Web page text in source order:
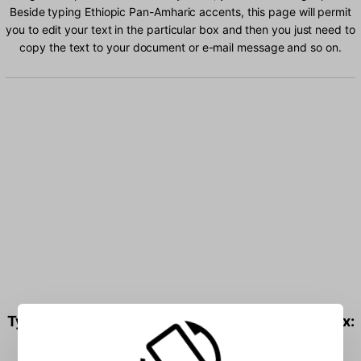
Beside typing Ethiopic Pan-Amharic accents, this page will permit
you to edit your text in the particular box and then you just need to
copy the text to your document or e-mail message and so on.
Type Ethiopic Pan-Amharic characters into the box: